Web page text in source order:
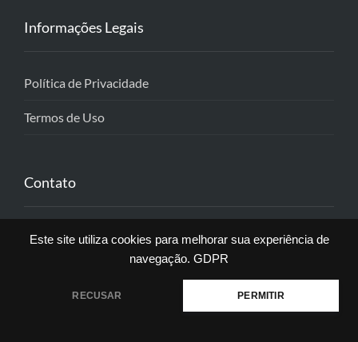
Este site utiliza cookies para melhorar sua experiência de
navegação. GDPR
RECUSAR PERMITIR
Informações Legais
Política de Privacidade
Termos de Uso
Contato
atendimento@onlineos.com.br
(19) 98991-3092